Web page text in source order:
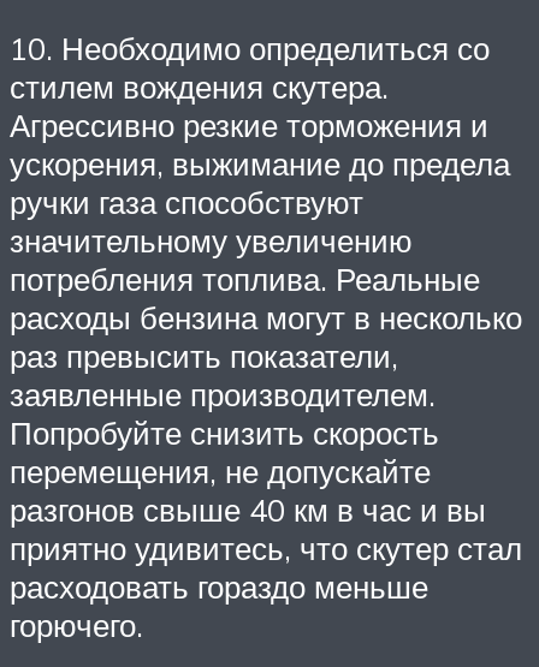
10. Необходимо определиться со
стилем вождения скутера.
Агрессивно резкие торможения и
ускорения, выжимание до предела
ручки газа способствуют
значительному увеличению
потребления топлива. Реальные
расходы бензина могут в несколько
раз превысить показатели,
заявленные производителем.
Попробуйте снизить скорость
перемещения, не допускайте
разгонов свыше 40 км в час и вы
приятно удивитесь, что скутер стал
расходовать гораздо меньше
горючего.